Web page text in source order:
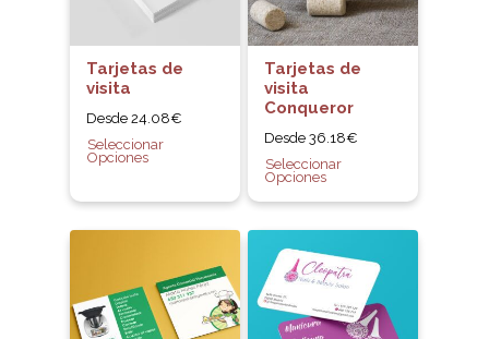
Tarjetas de
visita
Desde 24.08€
Seleccionar
Opciones
Tarjetas de
visita
Conqueror
Desde 36.18€
Seleccionar
Opciones